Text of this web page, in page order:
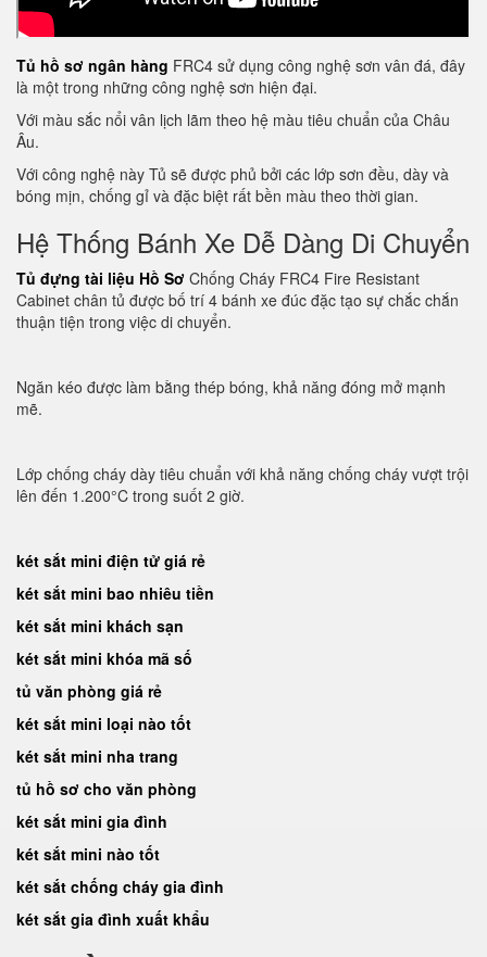
Tủ hồ sơ ngân hàng FRC4 sử dụng công nghệ sơn vân đá, đây
là một trong những công nghệ sơn hiện đại.
Với màu sắc nổi vân lịch lãm theo hệ màu tiêu chuẩn của Châu
Âu.
Với công nghệ này Tủ sẽ được phủ bởi các lớp sơn đều, dày và
bóng mịn, chống gỉ và đặc biệt rất bền màu theo thời gian.
Hệ Thống Bánh Xe Dễ Dàng Di Chuyển
Tủ đựng tài liệu Hồ Sơ Chống Cháy FRC4 Fire Resistant
Cabinet chân tủ được bố trí 4 bánh xe đúc đặc tạo sự chắc chắn
thuận tiện trong việc di chuyển.
Ngăn kéo được làm bằng thép bóng, khả năng đóng mở mạnh
mẽ.
Lớp chống cháy dày tiêu chuẩn với khả năng chống cháy vượt trội
lên đến 1.200°C trong suốt 2 giờ.
két sắt mini điện tử giá rẻ
két sắt mini bao nhiêu tiền
két sắt mini khách sạn
két sắt mini khóa mã số
tủ văn phòng giá rẻ
két sắt mini loại nào tốt
két sắt mini nha trang
tủ hồ sơ cho văn phòng
két sắt mini gia đình
két sắt mini nào tốt
két sắt chống cháy gia đình
két sắt gia đình xuất khẩu